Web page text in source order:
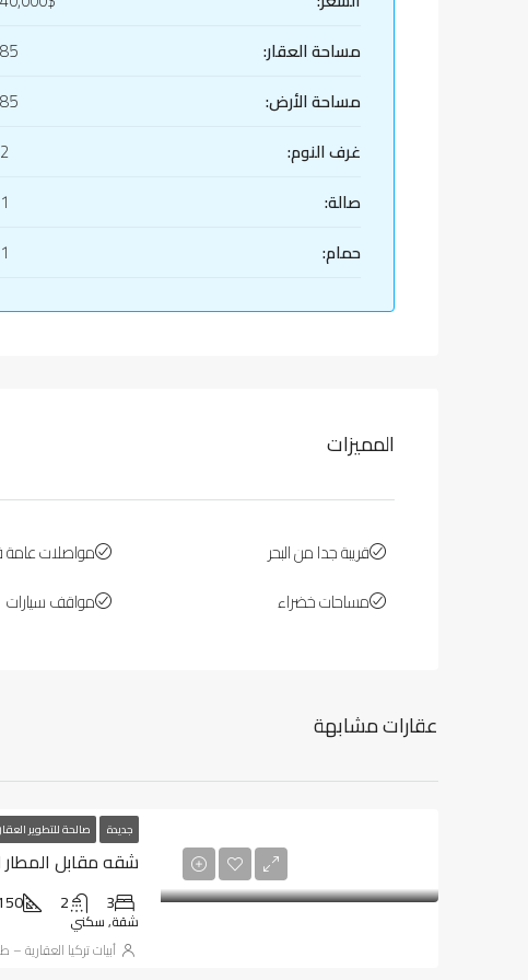
مساحة العقار:
85
مساحة الأرض:
85
غرف النوم:
2
صالة:
1
حمام:
1
المميزات
قريبة جدا من البحر
مساحات خضراء
مواصلات عامة
مواقف سيارات
عقارات مشابهة
جديدة صالحة للتطوير
شقه مقابل المطار
3
2
150
شقة, سكني
أبيات تركيا العقارية –